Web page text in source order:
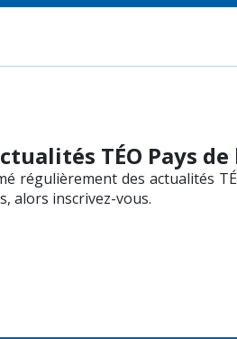
TÉO Pays de
régulièrement des actualités
alors inscrivez-vous.